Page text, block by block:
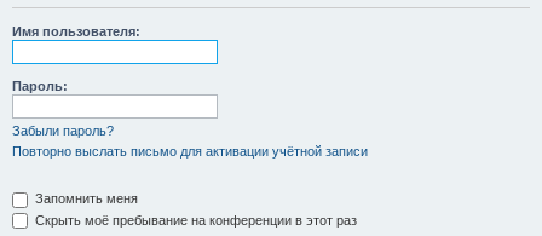
Имя пользователя:
Пароль:
Забыли пароль?
Повторно выслать письмо для активации учётной записи
Запомнить меня
Скрыть моё пребывание на конференции в этот раз